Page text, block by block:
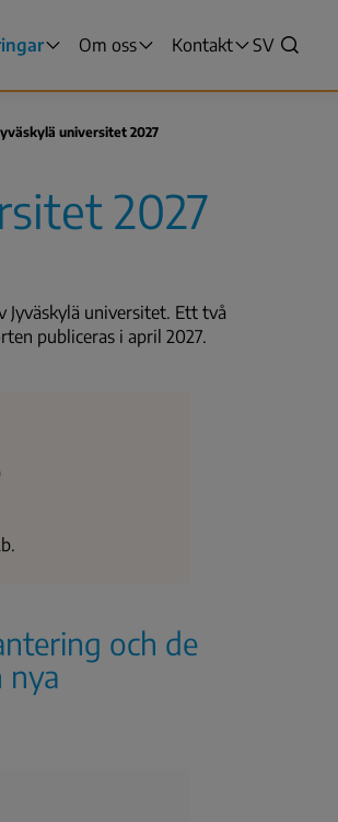
Om oss Kontakt
VALITSE
SWITCH
SV
universitet 2027
2027
universitet. Ett två
publiceras i april 2027.
och de
nya